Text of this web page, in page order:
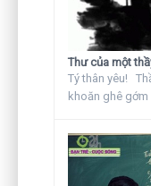
Thư của một
Tý thân yêu!
khoăn ghê gớm